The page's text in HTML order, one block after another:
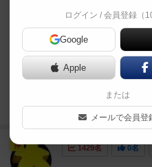
■ケルトのサマ
ム会を開催した
り、その後プレ
行できるように
スです。PDFを
トしてご使用くだ
続きを読む（2年弱前）
（Oguland）
1429名 0名
神
ログイン / 会員登録（
Google
Apple
または
メールで会員登